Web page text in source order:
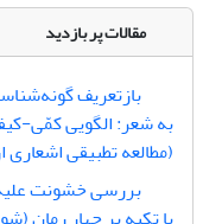
مقالات پر بازدید
بازتعریف
به شعر: الگویی کمّی-
(مطالعه تطبیقی
بررسی خشونت